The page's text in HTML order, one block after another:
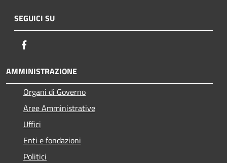
SEGUICI SU
AMMINISTRAZIONE
Organi di Governo
Aree Amministrative
Uffici
Enti e fondazioni
Politici